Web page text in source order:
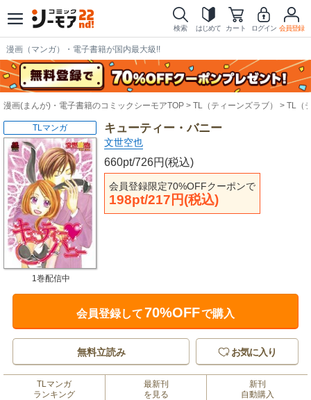
検索 はじめて カート ログイン 会員登録
漫画（マンガ）・電子書籍が国内最大級!!
漫画(まんが)・電子書籍のコミックシーモアTOP TL（ティーンズラブ） TL（
キューティー・バニー
文世空也
660pt/726円(税込)
会員登録限定70%OFFクーポンで
198pt/217円(税込)
TLマンガ
1巻配信中
会員登録して70%OFFで購入
無料立読み お気に入り
TLマンガ
ランキング
最新刊
を見る
新刊
自動購入